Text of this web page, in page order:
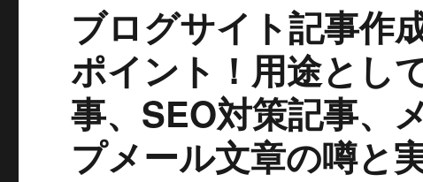
ブログサイト記事作
ポイント！用途とし
事、SEO対策記事、
プメール文章の噂と